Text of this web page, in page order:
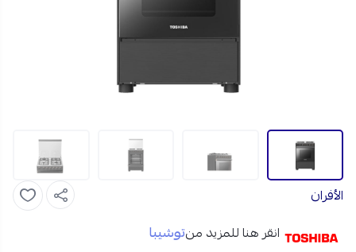
الأفران
انقر هنا للمزيد منتوشيبا